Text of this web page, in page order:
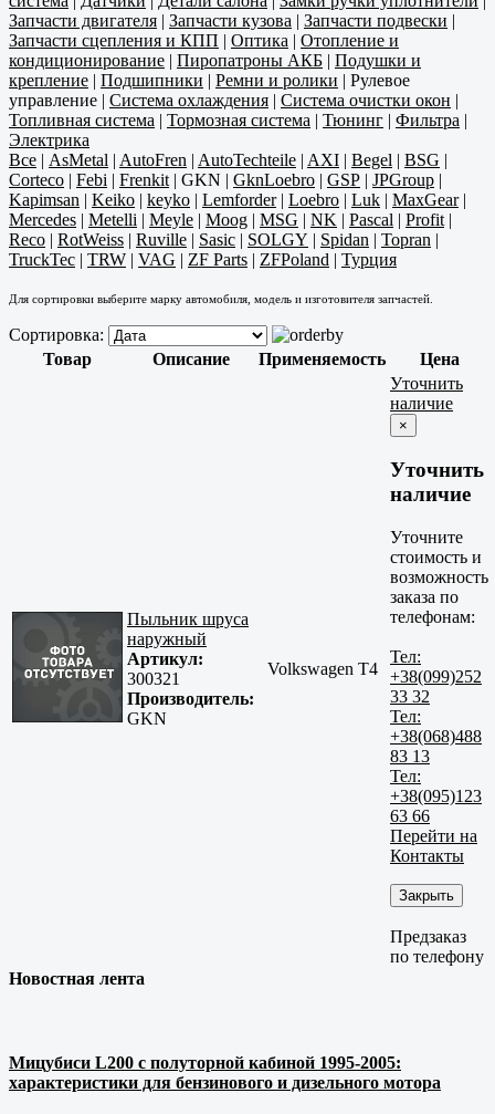
Запчасти двигателя | Запчасти кузова | Запчасти подвески |
Запчасти сцепления и КПП | Оптика | Отопление и
кондиционирование | Пиропатроны АКБ | Подушки и
крепление | Подшипники | Ремни и ролики | Рулевое
управление | Система охлаждения | Система очистки окон |
Топливная система | Тормозная система | Тюнинг | Фильтра |
Электрика
Все | AsMetal | AutoFren | AutoTechteile | AXI | Begel | BSG |
Corteco | Febi | Frenkit | GKN | GknLoebro | GSP | JPGroup |
Kapimsan | Keiko | keyko | Lemforder| Loebro | Luk | MaxGear|
Mercedes | Metelli | Meyle | Moog | MSG | NK | Pascal | Profit |
Reco | RotWeiss | Ruville | Sasic | SOLGY | Spidan | Topran |
TruckTec | TRW | VAG | ZF Parts | ZFPoland | Турция
Для сортировки выберите марку автомобиля, модель и изготовителя запчастей.
Сортировка:
Товар
Описание Применяемость Цена
Пыльник шруса
наружный
Артикул:
300321
Производитель:
GKN
Volkswagen T4
Уточнить
наличие
×
Уточнить
наличие
Уточните
стоимость и
возможность
заказа по
телефонам:
Тел:
+38(099)252
33 32
Тел:
+38(068)488
83 13
Тел:
+38(095)123
63 66
Перейти на
Контакты
Закрыть
Предзаказ
по телефону
Новостная лента
Мицубиси L200 с полуторной кабиной 1995-2005:
характеристики для бензинового и дизельного мотора